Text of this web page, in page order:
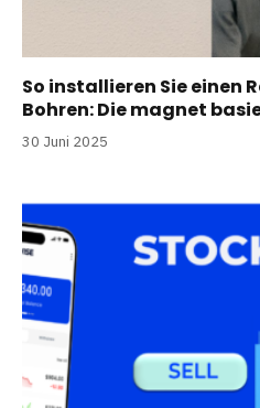
So installieren Sie einen
Bohren: Die magnet
30 Juni 2025